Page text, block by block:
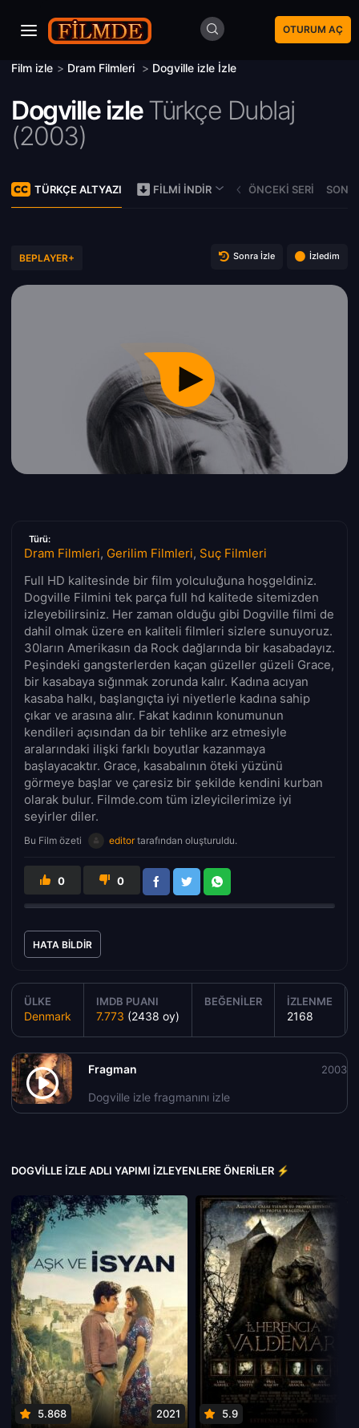
OTURUM AÇ
Film izle > Dram Filmleri > Dogville izle İzle
Dogville izleTürkçe Dublaj
(2003)
TÜRKÇE ALTYAZI FILMI İNDIR ÖNCEKI SERI
BEPLAYER+ Sonra İzle İzledim
Türü:
Dram Filmleri, Gerilim Filmleri, Suç Filmleri
Full HD kalitesinde bir film yolculuğuna hoşgeldiniz.
Dogville Filmini tek parça full hd kalitede sitemizden
izleyebilirsiniz. Her zaman olduğu gibi Dogville filmi de
dahil olmak üzere en kaliteli filmleri sizlere sunuyoruz.
30ların Amerikasın da Rock dağlarında bir kasabadayız.
Peşindeki gangsterlerden kaçan güzeller güzeli Grace,
bir kasabaya sığınmak zorunda kalır. Kadına acıyan
kasaba halkı, başlangıçta iyi niyetlerle kadına sahip
çıkar ve arasına alır. Fakat kadının konumunun
kendileri açısından da bir tehlike arz etmesiyle
aralarındaki ilişki farklı boyutlar kazanmaya
başlayacaktır. Grace, kasabalının öteki yüzünü
görmeye başlar ve çaresiz bir şekilde kendini kurban
olarak bulur. Filmde.com tüm izleyicilerimize iyi
seyirler diler.
Bu Film özeti editortarafından oluşturuldu.
0 0
HATA BILDIR
ÜLKE
Denmark
IMDB PUANI
7.773 (2438 oy)
BEĞENILER İZLENME
2168
Fragman
Dogville izle fragmanını izle
2003
DOGVILLE IZLE ADLI YAPIMI İZLEYENLERE ÖNERILER ⚡
5.868 2021 5.9